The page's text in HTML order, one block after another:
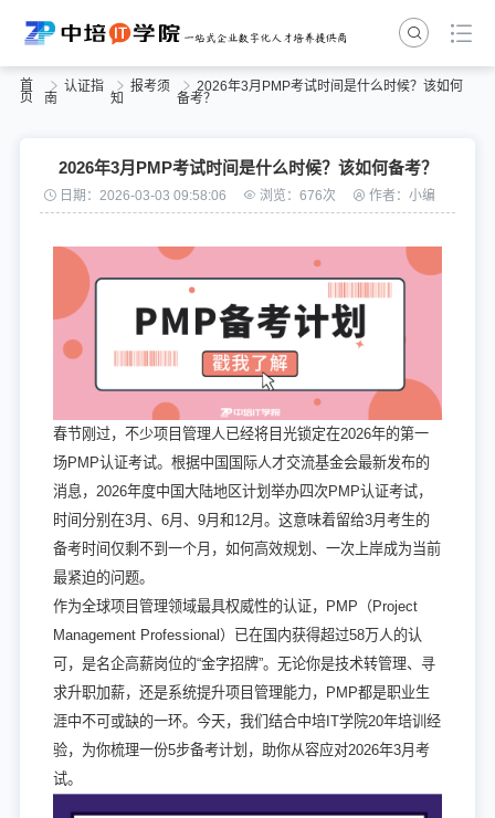
首
页
认证指
南
报考须
知
2026年3月PMP考试时间是什么时候？该如何
备考？
2026年3月PMP考试时间是什么时候？该如何备考？
日期：2026-03-03 09:58:06 浏览：676次 作者：小编
春节刚过，不少项目管理人已经将目光锁定在2026年的第一
场PMP认证考试。根据中国国际人才交流基金会最新发布的
消息，2026年度中国大陆地区计划举办四次PMP认证考试，
时间分别在3月、6月、9月和12月。这意味着留给3月考生的
备考时间仅剩不到一个月，如何高效规划、一次上岸成为当前
最紧迫的问题。
作为全球项目管理领域最具权威性的认证，PMP（Project
Management Professional）已在国内获得超过58万人的认
可，是名企高薪岗位的“金字招牌”。无论你是技术转管理、寻
求升职加薪，还是系统提升项目管理能力，PMP都是职业生
涯中不可或缺的一环。今天，我们结合中培IT学院20年培训经
验，为你梳理一份5步备考计划，助你从容应对2026年3月考
试。